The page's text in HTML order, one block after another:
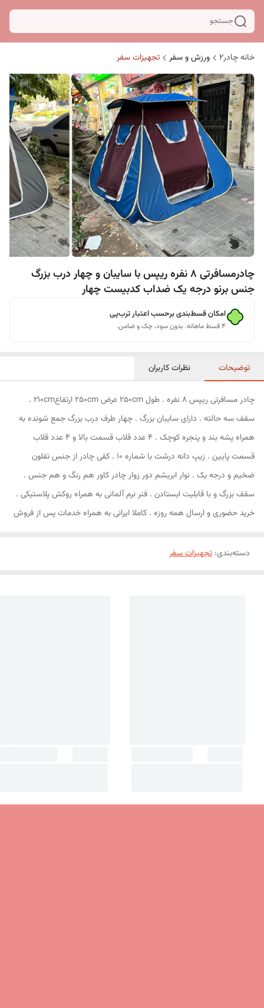
جستجو
خانه چادر۲ ورزش و سفر تجهیزات سفر
چادرمسافرتی 8 نفره ریپس با سایبان و چهار درب بزرگ
جنس برنو درجه یک ضداب کدبیست چهار
امکان قسط‌بندی برحسب اعتبار ترب‌پی
۴ قسط ماهانه. بدون سود، چک و ضامن.
توضیحات نظرات کاربران
چادر مسافرتی ریپس 8 نفره . طول 250cm عرض 250cm ارتفاع210cm .
سقف سه حالته . دارای سایبان بزرگ . چهار طرف درب بزرگ جمع شونده به
همراه پشه بند و پنجره کوچک . 4 عدد قلاب قسمت بالا و 4 عدد قلاب
قسمت پایین . زیپ دانه درشت با شماره 10 . کفی چادر از جنس تفلون
ضخیم و درجه یک . نوار ابریشم دور زوار چادر کاور هم رنگ و هم جنس .
سقف بزرگ و با قابلیت ایستادن . فنر نرم آلمانی به همراه روکش پلاستیکی .
خرید حضوری و ارسال همه روزه . کاملا ایرانی به همراه خدمات پس از فروش
دسته‌بندی: تجهیزات سفر